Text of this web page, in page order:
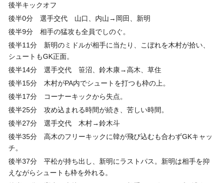
後半キックオフ
後半0分 選手交代 山口、内山→岡田、新明
後半9分 相手の猛攻も全員でしのぐ。
後半11分 新明のミドルが相手に当たり、こぼれを木村が拾い、
シュートもGK正面。
後半14分 選手交代 笹沼、鈴木康→高木、草住
後半15分 木村がPA内でシュートを打つも枠の上。
後半17分 コーナーキックから失点。
後半25分 攻め込まれる時間が続き、苦しい時間。
後半27分 選手交代 木村→鈴木斗
後半35分 高木のフリーキックに韓が飛び込むも合わずGKキャッ
チ。
後半37分 平松が持ち出し、新明にラストパス。新明は相手を抑
えながらシュートも枠を外れる。